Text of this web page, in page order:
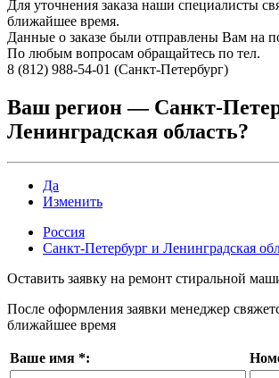
Для уточнения заказа наши специалисты
ближайшее время.
Данные о заказе были отправлены Вам на
По любым вопросам обращайтесь по тел.
8 (812) 988-54-01 (Санкт-Петербург)
Ваш регион — Санкт-
Ленинградская область?
Да
Изменить
Россия
Санкт-Петербург и Ленинградская
Оставить заявку на ремонт стиральной
После оформления заявки менеджер
ближайшее время
Ваше имя *: